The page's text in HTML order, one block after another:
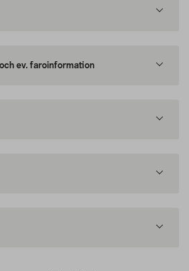
ev. faroinformation